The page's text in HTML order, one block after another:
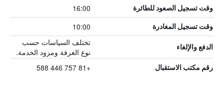
وقت تسجيل الصعود للطائرة 16:00
وقت تسجيل المغادرة 10:00
الدفع والإلغاء
تختلف السياسات حسب
نوع الغرفة ومزود الخدمة.
رقم مكتب الاستقبال +81 757 446 588